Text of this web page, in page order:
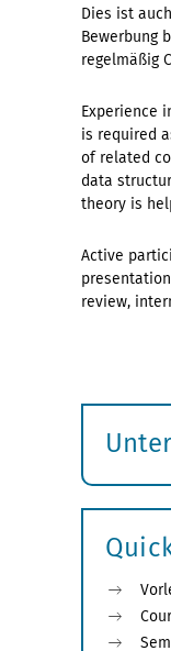
Dies ist
Bewerbung
regelmäßig
Experience
is required
of related
data
theory is
Active
review,